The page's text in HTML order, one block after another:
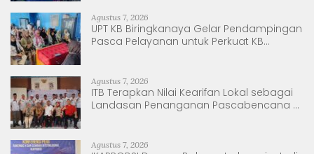
Agustus 7, 2026
UPT KB Biringkanaya Gelar Pendampingan
Pasca Pelayanan untuk Perkuat KB
Agustus 7, 2026
ITB Terapkan Nilai Kearifan Lokal sebagai
Landasan Penanganan Pascabencana di
Agustus 7, 2026